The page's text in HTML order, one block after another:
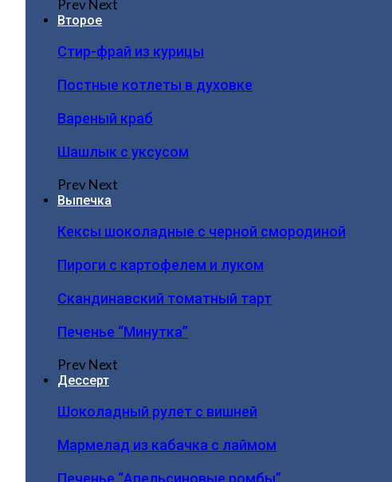
PrevNext
Второе
Стир-фрай из курицы
Постные котлеты в духовке
Вареный краб
Шашлык с уксусом
PrevNext
Выпечка
Кексы шоколадные с черной смородиной
Пироги c картофелем и луком
Скандинавский томатный тарт
Печенье “Минутка”
PrevNext
Дессерт
Шоколадный рулет с вишней
Мармелад из кабачка с лаймом
Печенье “Апельсиновые ромбы”